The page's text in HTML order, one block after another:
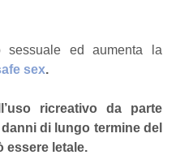
sessuale ed aumenta la
sex.
ricreativo da parte
di lungo termine del
essere letale.